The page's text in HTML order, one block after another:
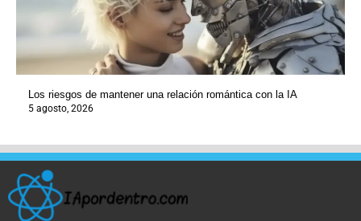
Los riesgos de mantener una relación romántica con la IA
5 agosto, 2026